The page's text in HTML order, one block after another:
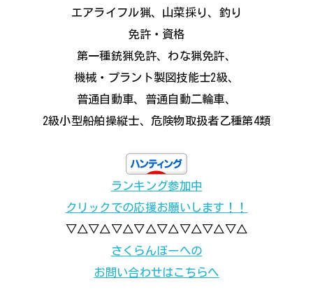
エアライフル猟、山菜採り、釣り
免許・資格
第一種銃猟免許、わな猟免許、
機械・プラント製図技能士2級、
普通自動車、普通自動二輪車、
2級小型船舶操縦士、危険物取扱者乙種第4類
ランキング参加中
クリックでの応援お願いします！！
▽△▽△▽△▽△▽△▽△▽△▽△
さくらんぼーへの
お問い合わせはこちらへ